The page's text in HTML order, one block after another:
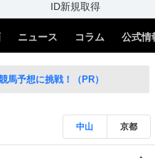
ID新規取得
ニュース コラム 公式情
馬予想に挑戦！（PR）
中山 京都